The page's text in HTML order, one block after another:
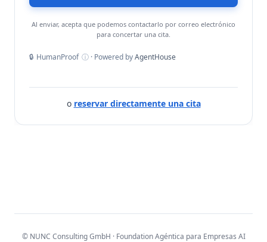
Al enviar, acepta que podemos contactarlo por correo electrónico
para concertar una cita.
🔒 HumanProof ⓘ · Powered byAgentHouse
o reservar directamente una cita
© NUNC Consulting GmbH · Foundation Agéntica para Empresas AI